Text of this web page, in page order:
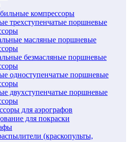
компрессоры
трехступенчатые поршневые
масляные поршневые
безмасляные поршневые
одноступенчатые поршневые
двухступенчатые поршневые
для аэрографов
для покраски
(краскопульты,